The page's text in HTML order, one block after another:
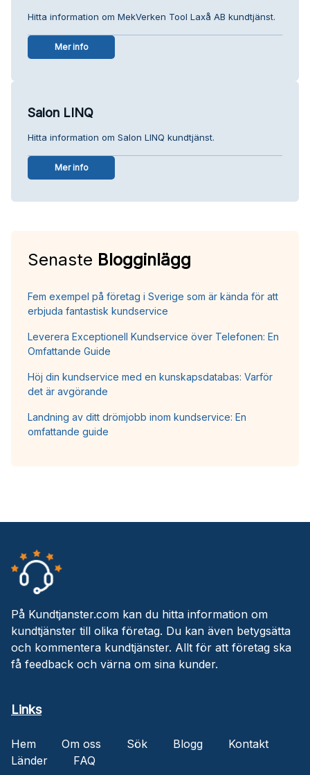
Hitta information om MekVerken Tool Laxå AB kundtjänst.
Mer info
Salon LINQ
Hitta information om Salon LINQ kundtjänst.
Mer info
Senaste Blogginlägg
Fem exempel på företag i Sverige som är kända för att
erbjuda fantastisk kundservice
Leverera Exceptionell Kundservice över Telefonen: En
Omfattande Guide
Höj din kundservice med en kunskapsdatabas: Varför
det är avgörande
Landning av ditt drömjobb inom kundservice: En
omfattande guide
På Kundtjanster.com kan du hitta information om
kundtjänster till olika företag. Du kan även betygsätta
och kommentera kundtjänster. Allt för att företag ska
få feedback och värna om sina kunder.
Links
Hem Om oss Sök Blogg
Kontakt
Länder
FAQ